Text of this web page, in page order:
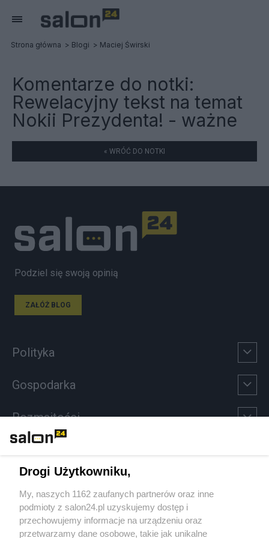
Strona główna Blogi Maciej Świrski
Komentarze do notki:
Rewelacyjny tekst na temat
Nokii Prezydenta! - ważne
« WRÓĆ DO NOTKI
Podziel się swoją opinią
ZAŁÓŻ BLOG
Polityka
Gospodarka
Rozmaitości
Sport
Społeczeństwo
Drogi Użytkowniku,
My, naszych 1162 zaufanych partnerów oraz inne
podmioty z salon24.pl uzyskujemy dostęp i
przechowujemy informacje na urządzeniu oraz
przetwarzamy dane osobowe, takie jak unikalne